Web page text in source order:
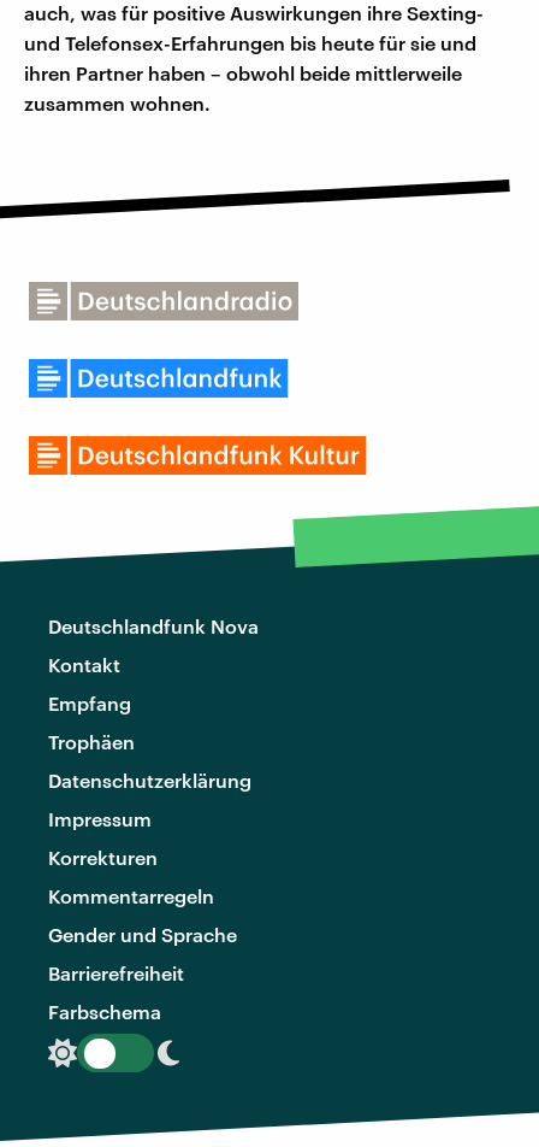
auch, was für positive Auswirkungen ihre Sexting-
und Telefonsex-Erfahrungen bis heute für sie und
ihren Partner haben – obwohl beide mittlerweile
zusammen wohnen.
Deutschlandfunk Nova
Kontakt
Empfang
Trophäen
Datenschutzerklärung
Impressum
Korrekturen
Kommentarregeln
Gender und Sprache
Barrierefreiheit
Farbschema